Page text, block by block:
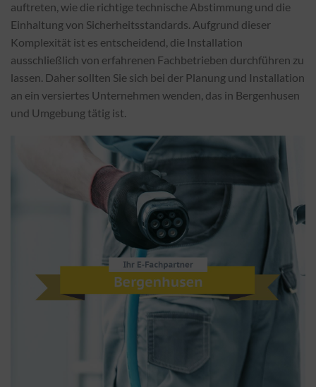
auftreten, wie die richtige technische Abstimmung und die
Einhaltung von Sicherheitsstandards. Aufgrund dieser
Komplexität ist es entscheidend, die Installation
ausschließlich von erfahrenen Fachbetrieben durchführen zu
lassen. Daher sollten Sie sich bei der Planung und Installation
an ein versiertes Unternehmen wenden, das in Bergenhusen
und Umgebung tätig ist.